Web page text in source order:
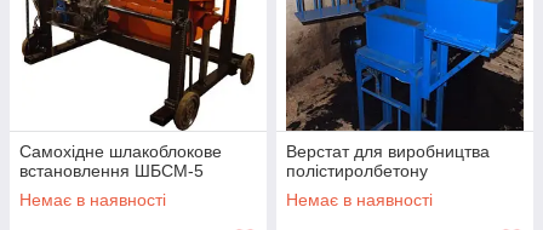
Самохідне шлакоблокове
встановлення ШБСМ-5
Немає в наявності
Верстат для виробництва
полістиролбетону
Немає в наявності